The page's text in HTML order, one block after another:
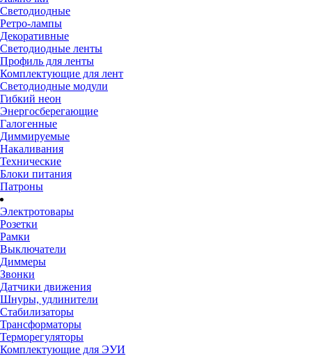
Светодиодные
Ретро-лампы
Декоративные
Светодиодные ленты
Профиль для ленты
Комплектующие для лент
Светодиодные модули
Гибкий неон
Энергосберегающие
Галогенные
Диммируемые
Накаливания
Технические
Блоки питания
Патроны
Электротовары
Розетки
Рамки
Выключатели
Диммеры
Звонки
Датчики движения
Шнуры, удлинители
Стабилизаторы
Трансформаторы
Терморегуляторы
Комплектующие для ЭУИ